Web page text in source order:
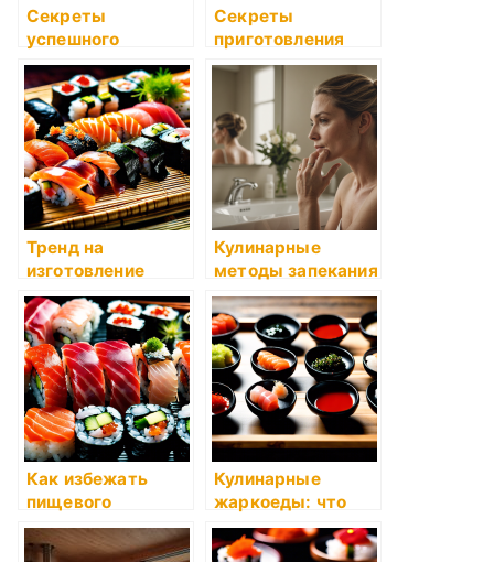
Секреты
успешного
барбекю
Секреты
приготовления
идеального
Тренд на
изготовление
суши дома:
секреты и советы
мастеров
Кулинарные
методы запекания
мяса
Как избежать
пищевого
отравления
Кулинарные
жаркоеды: что
это такое и как
готовить